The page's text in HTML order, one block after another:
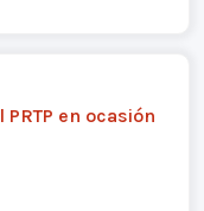
en ocasión